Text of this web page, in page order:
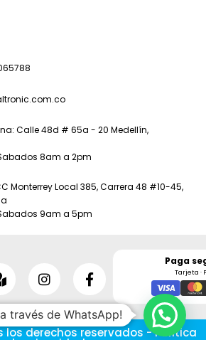
Calle 48d # 65a - 20 Medellín,
8am a 2pm
Monterrey Local 385, Carrera 48 #10-45,
9am a 5pm
Paga
Tarjeta ·
derechos reservados - Política
través de WhatsApp!